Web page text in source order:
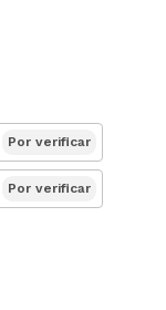
Por verificar
Por verificar